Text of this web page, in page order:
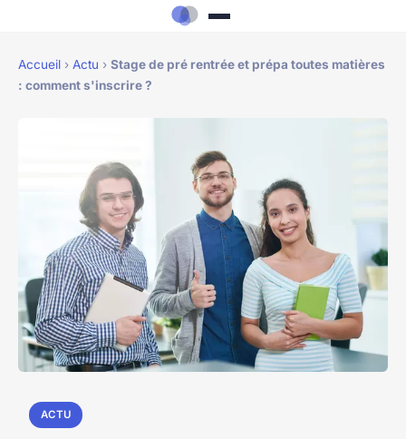
Accueil › Actu › Stage de pré rentrée et prépa toutes matières
: comment s'inscrire ?
ACTU